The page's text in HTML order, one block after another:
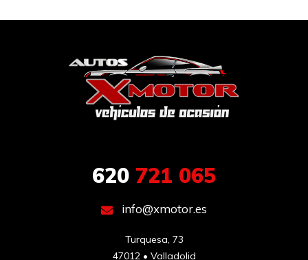
620 721 065
info@xmotor.es
Turquesa, 73
47012 • Valladolid